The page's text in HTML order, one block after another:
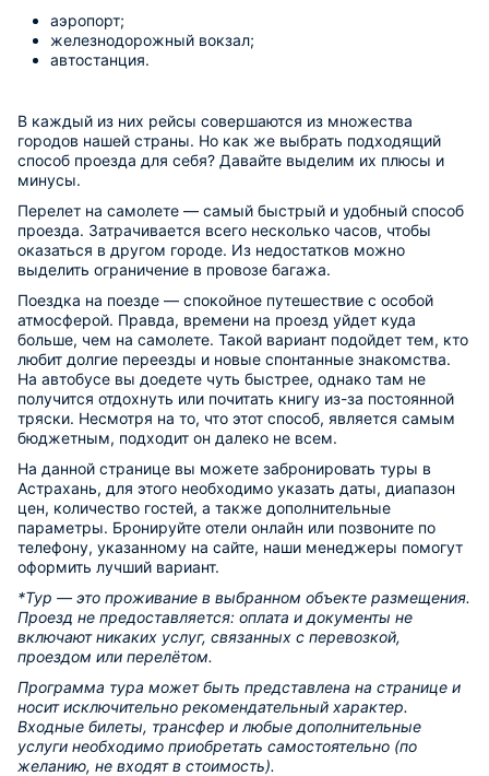
аэропорт;
железнодорожный вокзал;
автостанция.
В каждый из них рейсы совершаются из множества
городов нашей страны. Но как же выбрать подходящий
способ проезда для себя? Давайте выделим их плюсы и
минусы.
Перелет на самолете — самый быстрый и удобный способ
проезда. Затрачивается всего несколько часов, чтобы
оказаться в другом городе. Из недостатков можно
выделить ограничение в провозе багажа.
Поездка на поезде — спокойное путешествие с особой
атмосферой. Правда, времени на проезд уйдет куда
больше, чем на самолете. Такой вариант подойдет тем, кто
любит долгие переезды и новые спонтанные знакомства.
На автобусе вы доедете чуть быстрее, однако там не
получится отдохнуть или почитать книгу из-за постоянной
тряски. Несмотря на то, что этот способ, является самым
бюджетным, подходит он далеко не всем.
На данной странице вы можете забронировать туры в
Астрахань, для этого необходимо указать даты, диапазон
цен, количество гостей, а также дополнительные
параметры. Бронируйте отели онлайн или позвоните по
телефону, указанному на сайте, наши менеджеры помогут
оформить лучший вариант.
*Тур — это проживание в выбранном объекте размещения.
Проезд не предоставляется: оплата и документы не
включают никаких услуг, связанных с перевозкой,
проездом или перелётом.
Программа тура может быть представлена на странице и
носит исключительно рекомендательный характер.
Входные билеты, трансфер и любые дополнительные
услуги необходимо приобретать самостоятельно (по
желанию, не входят в стоимость).